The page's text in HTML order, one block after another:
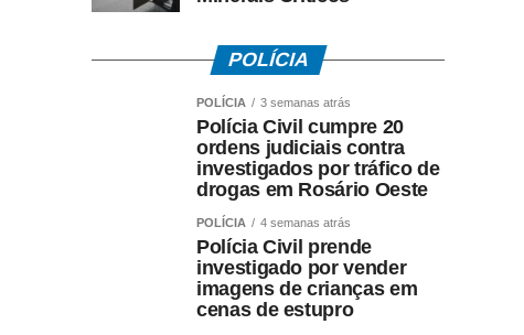
POLÍCIA
POLÍCIA 3 semanas atrás
Polícia Civil cumpre 20
ordens judiciais contra
investigados por tráfico de
drogas em Rosário Oeste
POLÍCIA 4 semanas atrás
Polícia Civil prende
investigado por vender
imagens de crianças em
cenas de estupro